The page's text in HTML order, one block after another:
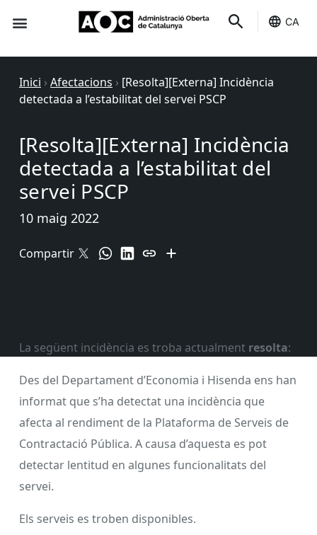
CA
Inici › Afectacions › [Resolta][Externa] Incidència
detectada a l’estabilitat del servei PSCP
[Resolta][Externa] Incidència
detectada a l’estabilitat del
servei PSCP
10 maig 2022
Compartir
La següent incidència es troba actualment resolta:
Des del Departament d’Economia i Hisenda ens han
informat que s’ha detectat una incidència que
afecta al rendiment de la Plataforma de Serveis de
Contractació Pública. A causa d’aquesta es pot
detectar lentitud en algunes funcionalitats del
servei.
Els serveis es troben disponibles.